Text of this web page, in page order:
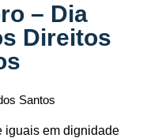
– Dia
Direitos
Santos
iguais em dignidade